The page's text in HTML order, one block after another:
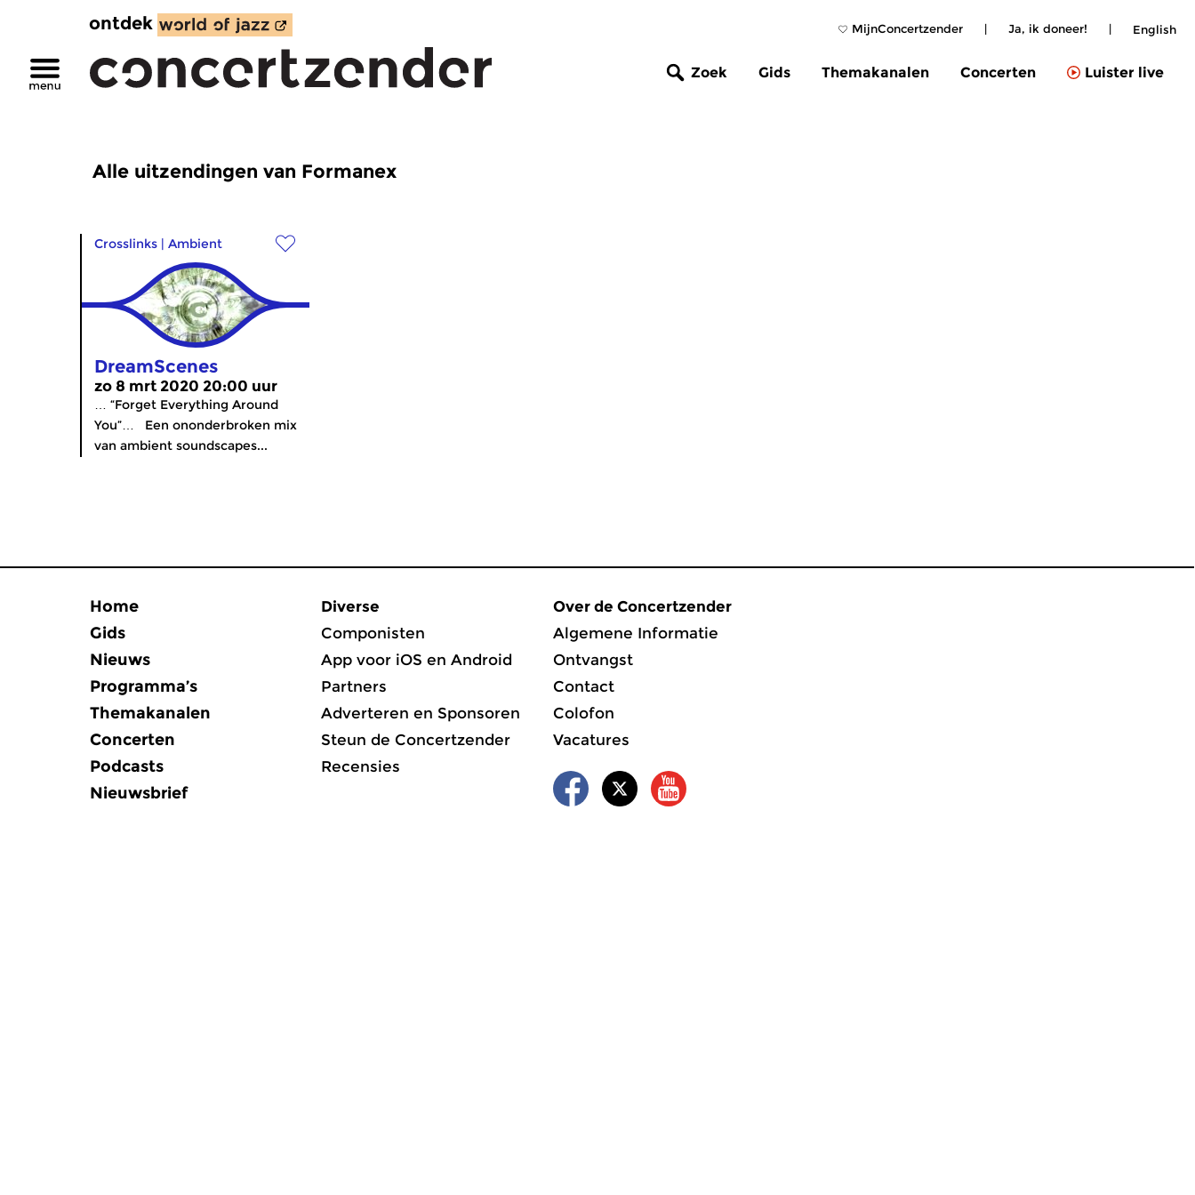
MijnConcertzender | Ja, ik doneer! | English
ontdek
Zoek Gids Themakanalen Concerten Luister live
Alle uitzendingen van Formanex
Crosslinks | Ambient
DreamScenes
zo 8 mrt 2020 20:00 uur
… “Forget Everything Around
You”… Een ononderbroken mix
van ambient soundscapes...
Home
Gids
Nieuws
Programma’s
Themakanalen
Concerten
Podcasts
Nieuwsbrief
Diverse
Componisten
App voor iOS en Android
Partners
Adverteren en Sponsoren
Steun de Concertzender
Recensies
Over de Concertzender
Algemene Informatie
Ontvangst
Contact
Colofon
Vacatures